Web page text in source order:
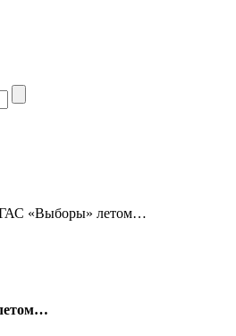
ГАС «Выборы» летом…